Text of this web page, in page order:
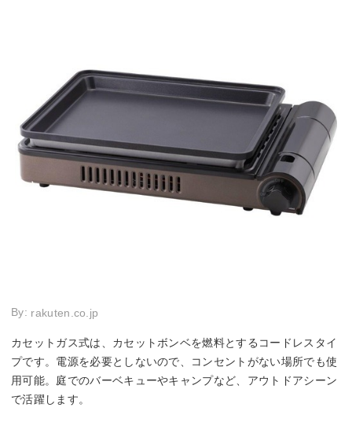
By: rakuten.co.jp
カセットガス式は、カセットボンベを燃料とするコードレスタイ
プです。電源を必要としないので、コンセントがない場所でも使
用可能。庭でのバーベキューやキャンプなど、アウトドアシーン
で活躍します。